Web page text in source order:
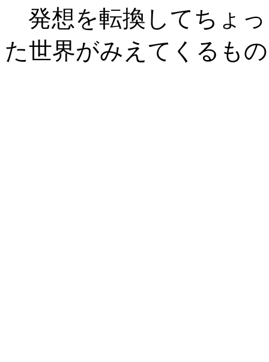
発想を転換してちょ
た世界がみえてくるも